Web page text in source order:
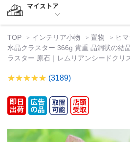
マイストア
TOP インテリア小物 置物
ヒ
水晶クラスター 366g 貴重 晶洞状の結
ラスター 原石｜レムリアンシードクリ
(3189)